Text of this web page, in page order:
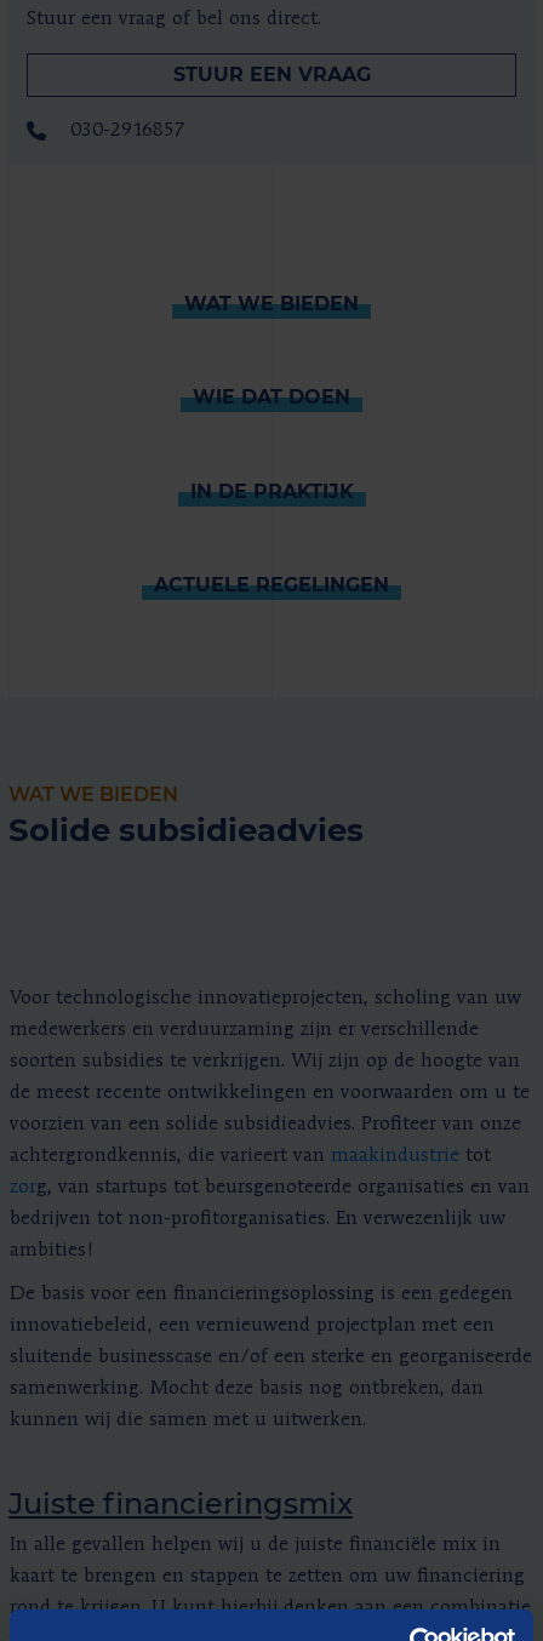
Stuur een vraag of bel ons direct.
STUUR EEN VRAAG
030-2916857
WAT WE BIEDEN
WIE DAT DOEN
IN DE PRAKTIJK
ACTUELE REGELINGEN
WAT WE BIEDEN
Solide subsidieadvies
Voor technologische innovatieprojecten, scholing van uw
medewerkers en verduurzaming zijn er verschillende
soorten subsidies te verkrijgen. Wij zijn op de hoogte van
de meest recente ontwikkelingen en voorwaarden om u te
voorzien van een solide subsidieadvies. Profiteer van onze
achtergrondkennis, die varieert van maakindustrie tot
zorg, van startups tot beursgenoteerde organisaties en van
bedrijven tot non-profitorganisaties. En verwezenlijk uw
ambities!
De basis voor een financieringsoplossing is een gedegen
innovatiebeleid, een vernieuwend projectplan met een
sluitende businesscase en/of een sterke en georganiseerde
samenwerking. Mocht deze basis nog ontbreken, dan
kunnen wij die samen met u uitwerken.
Juiste financieringsmix
In alle gevallen helpen wij u de juiste financiële mix in
kaart te brengen en stappen te zetten om uw financiering
rond te krijgen. U kunt hierbij denken aan een combinatie